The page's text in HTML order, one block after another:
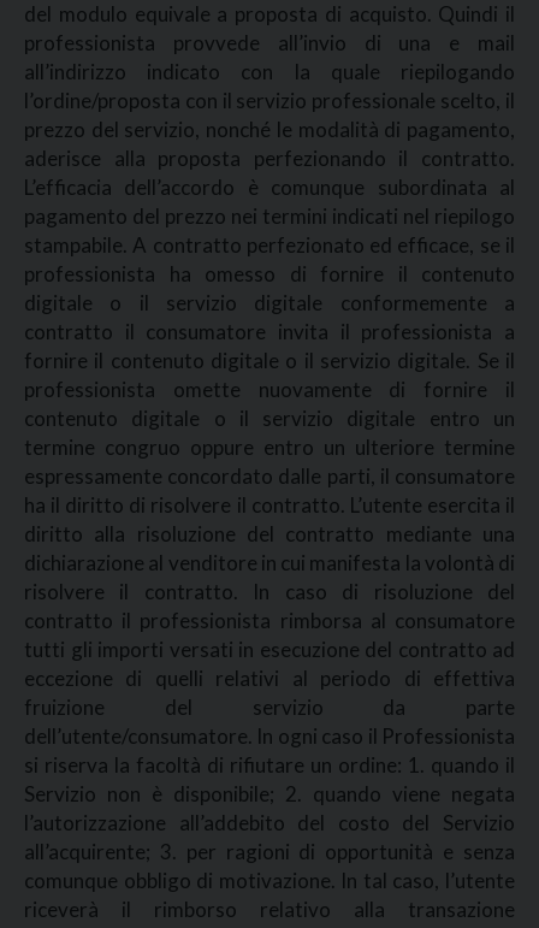
del modulo equivale a proposta di acquisto. Quindi il
professionista provvede all’invio di una e mail
all’indirizzo indicato con la quale riepilogando
l’ordine/proposta con il servizio professionale scelto, il
prezzo del servizio, nonché le modalità di pagamento,
aderisce alla proposta perfezionando il contratto.
L’efficacia dell’accordo è comunque subordinata al
pagamento del prezzo nei termini indicati nel riepilogo
stampabile. A contratto perfezionato ed efficace, se il
professionista ha omesso di fornire il contenuto
digitale o il servizio digitale conformemente a
contratto il consumatore invita il professionista a
fornire il contenuto digitale o il servizio digitale. Se il
professionista omette nuovamente di fornire il
contenuto digitale o il servizio digitale entro un
termine congruo oppure entro un ulteriore termine
espressamente concordato dalle parti, il consumatore
ha il diritto di risolvere il contratto. L’utente esercita il
diritto alla risoluzione del contratto mediante una
dichiarazione al venditore in cui manifesta la volontà di
risolvere il contratto. In caso di risoluzione del
contratto il professionista rimborsa al consumatore
tutti gli importi versati in esecuzione del contratto ad
eccezione di quelli relativi al periodo di effettiva
fruizione del servizio da parte
dell’utente/consumatore. In ogni caso il Professionista
si riserva la facoltà di rifiutare un ordine: 1. quando il
Servizio non è disponibile; 2. quando viene negata
l’autorizzazione all’addebito del costo del Servizio
all’acquirente; 3. per ragioni di opportunità e senza
comunque obbligo di motivazione. In tal caso, l’utente
riceverà il rimborso relativo alla transazione